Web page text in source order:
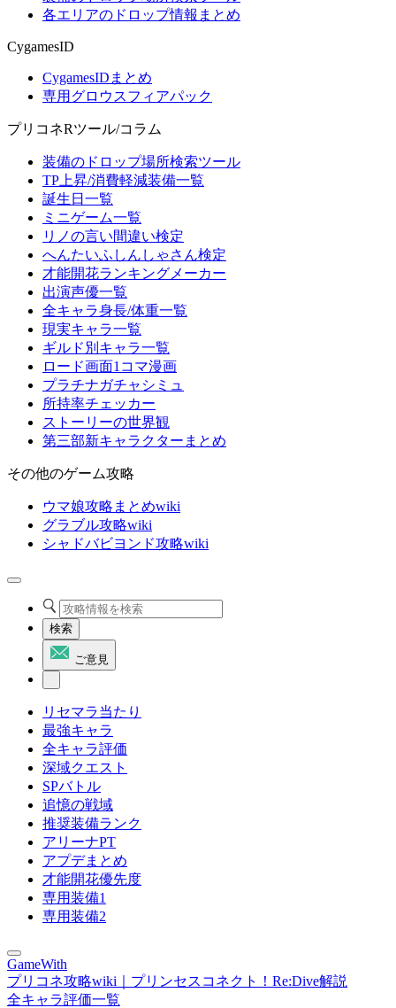
各エリアのドロップ情報まとめ
CygamesID
CygamesIDまとめ
専用グロウスフィアパック
プリコネRツール/コラム
装備のドロップ場所検索ツール
TP上昇/消費軽減装備一覧
誕生日一覧
ミニゲーム一覧
リノの言い間違い検定
へんたいふしんしゃさん検定
才能開花ランキングメーカー
出演声優一覧
全キャラ身長/体重一覧
現実キャラ一覧
ギルド別キャラ一覧
ロード画面1コマ漫画
プラチナガチャシミュ
所持率チェッカー
ストーリーの世界観
第三部新キャラクターまとめ
その他のゲーム攻略
ウマ娘攻略まとめwiki
グラブル攻略wiki
シャドバビヨンド攻略wiki
検索
ご意見
リセマラ当たり
最強キャラ
全キャラ評価
深域クエスト
SPバトル
追憶の戦域
推奨装備ランク
アリーナPT
アプデまとめ
才能開花優先度
専用装備1
専用装備2
GameWith
プリコネ攻略wiki｜プリンセスコネクト！Re:Dive解説
全キャラ評価一覧